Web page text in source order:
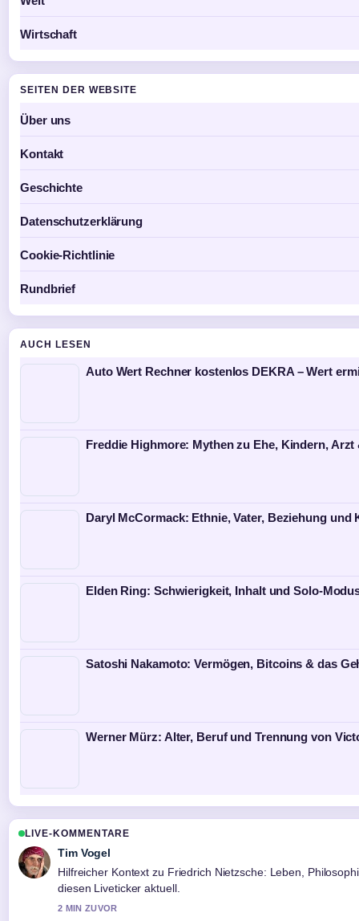
Wirtschaft
SEITEN DER WEBSITE
Über uns
Kontakt
Geschichte
Datenschutzerklärung
Cookie-Richtlinie
Rundbrief
AUCH LESEN
Auto Wert Rechner kostenlos DEKRA – Wert
Freddie Highmore: Mythen zu Ehe, Kindern,
Daryl McCormack: Ethnie, Vater, Beziehung und
Elden Ring: Schwierigkeit, Inhalt und Solo-
Satoshi Nakamoto: Vermögen, Bitcoins & das
Werner Mürz: Alter, Beruf und Trennung von
LIVE-KOMMENTARE
Tim Vogel
Hilfreicher Kontext zu Friedrich Nietzsche: Leben,
diesen Liveticker aktuell.
2 MIN ZUVOR